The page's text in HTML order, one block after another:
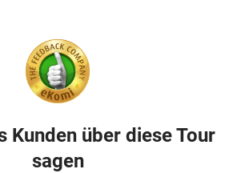
Kunden über diese Tour
sagen